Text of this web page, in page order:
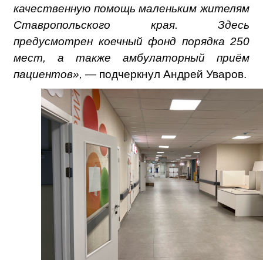
качественную помощь маленьким жителям
Ставропольского края. Здесь
предусмотрен коечный фонд порядка 250
мест, а также амбулаторный приём
пациентов», — подчеркнул Андрей Уваров.